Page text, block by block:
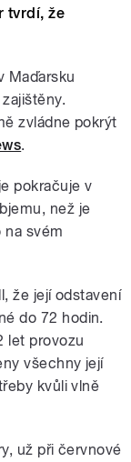
tvrdí, že
Maďarsku
zvládne pokrýt
.
pokračuje v
než je
na svém
že její odstavení
do 72 hodin.
let provozu
všechny její
kvůli vlně
už při červnové